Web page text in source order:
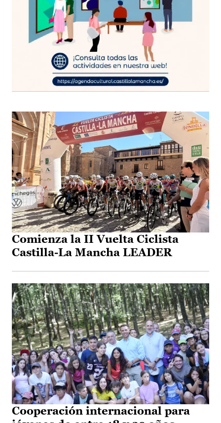
Comienza la II Vuelta Ciclista
Castilla-La Mancha LEADER
Cooperación internacional para